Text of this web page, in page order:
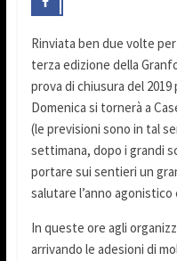
Rinviata ben due volte
terza edizione della
prova di chiusura del
Domenica si tornerà a
(le previsioni sono in tal
settimana, dopo i grandi
portare sui sentieri un
salutare l’anno agonistico
In queste ore agli
arrivando le adesioni di